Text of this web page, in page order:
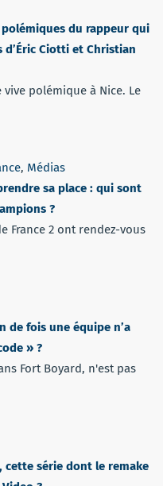
du rappeur qui
Ciotti et Christian
polémique à Nice. Le
, Médias
sa place : qui sont
?
France 2 ont rendez-vous
de fois une équipe n’a
» ?
Fort Boyard, n'est pas
cette série dont le remake